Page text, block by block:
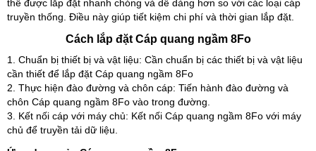
thể được lắp đặt nhanh chóng và dễ dàng hơn so với các loại cáp
truyền thống. Điều này giúp tiết kiệm chi phí và thời gian lắp đặt.
Cách lắp đặt Cáp quang ngầm 8Fo
1. Chuẩn bị thiết bị và vật liệu: Cần chuẩn bị các thiết bị và vật liệu
cần thiết để lắp đặt Cáp quang ngầm 8Fo
2. Thực hiện đào đường và chôn cáp: Tiến hành đào đường và
chôn Cáp quang ngầm 8Fo vào trong đường.
3. Kết nối cáp với máy chủ: Kết nối Cáp quang ngầm 8Fo với máy
chủ để truyền tải dữ liệu.